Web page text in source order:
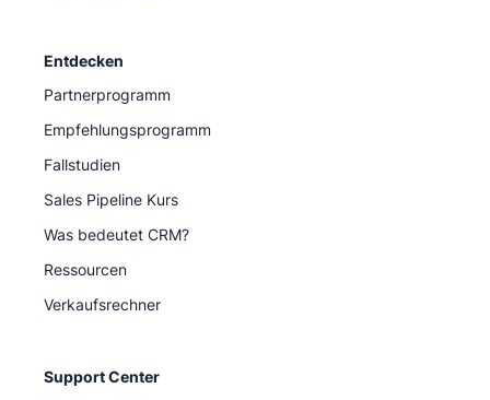
Entdecken
Partnerprogramm
Empfehlungsprogramm
Fallstudien
Sales Pipeline Kurs
Was bedeutet CRM?
Ressourcen
Verkaufsrechner
Support Center